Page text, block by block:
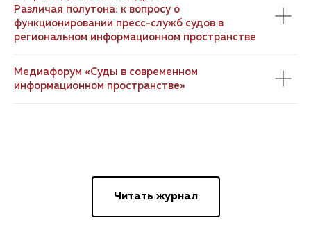
Различая полутона: к вопросу о
функционировании пресс-служб судов в
региональном информационном пространстве
Медиафорум «Суды в современном
информационном пространстве»
Читать журнал